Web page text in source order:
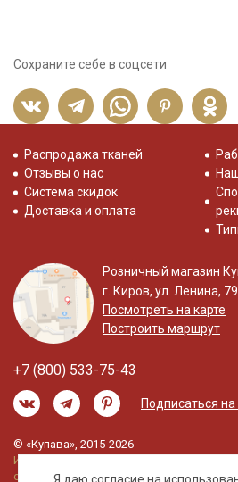
Сохраните себе в соцсети
Распродажа тканей
Отзывы о нас
Система скидок
Доставка и оплата
Розничный магазин
г. Киров, ул. Ленина,
Посмотреть на карте
Построить маршрут
+7 (800) 533-75-43
Подписаться
© «Купава», 2015-2026
Информация на сайте не является
офертой.